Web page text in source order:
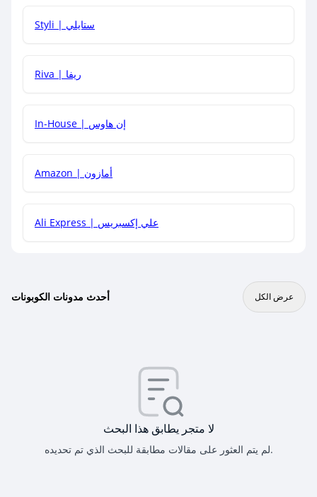
هل يمكنني جمع كود خصم مع العروض الأخرى؟
Styli | ستايلي
Riva | ريفا
In-House | إن هاوس
Amazon | أمازون
Ali Express | علي إكسبريس
أحدث مدونات الكوبونات عرض الكل
لا متجر يطابق هذا البحث
لم يتم العثور على مقالات مطابقة للبحث الذي تم تحديده.